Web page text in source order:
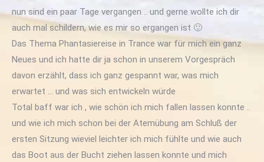
nun sind ein paar Tage vergangen .. und gerne wollte ich dir
auch mal schildern, wie es mir so ergangen ist 🙂
Das Thema Phantasiereise in Trance war für mich ein ganz
Neues und ich hatte dir ja schon in unserem Vorgespräch
davon erzählt, dass ich ganz gespannt war, was mich
erwartet … und was sich entwickeln würde
Total baff war ich , wie schön ich mich fallen lassen konnte ..
und wie ich mich schon bei der Atemübung am Schluß der
ersten Sitzung wieviel leichter ich mich fühlte und wie auch
das Boot aus der Bucht ziehen lassen konnte und mich